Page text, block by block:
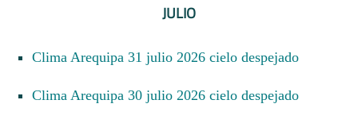
JULIO
Clima Arequipa 31 julio 2026 cielo despejado
Clima Arequipa 30 julio 2026 cielo despejado